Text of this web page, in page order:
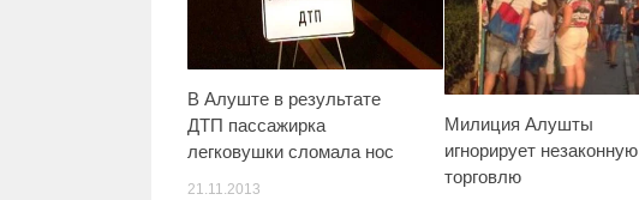
В Алуште в результате
ДТП пассажирка
легковушки сломала нос
21.11.2013
Милиция Алушты
игнорирует незаконную
торговлю